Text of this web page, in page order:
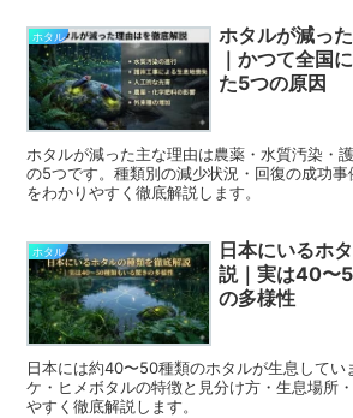
ホタル
ホタルが減っ
｜かつて全国
た5つの原因
ホタルが減った主な理由は農薬・水質汚染・
の5つです。種類別の減少状況・回復の成功
をわかりやすく徹底解説します。
ホタル
日本にいるホ
説｜実は40〜
の多様性
日本には約40〜50種類のホタルが生息してい
ケ・ヒメボタルの特徴と見分け方・生息場所
やすく徹底解説します。